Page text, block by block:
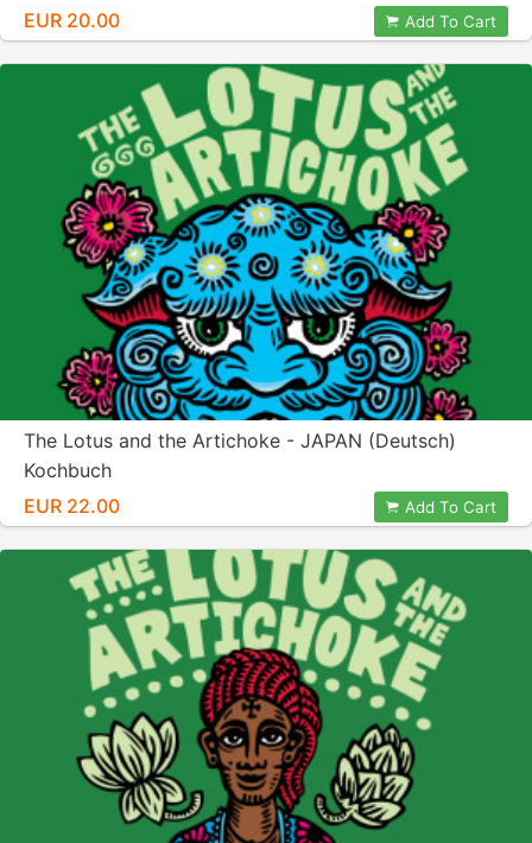
EUR 20.00
Add To Cart
The Lotus and the Artichoke - JAPAN (Deutsch)
Kochbuch
EUR 22.00
Add To Cart